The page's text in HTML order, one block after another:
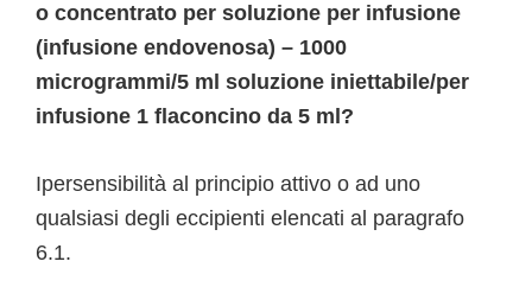
o concentrato per soluzione per infusione
(infusione endovenosa) – 1000
microgrammi/5 ml soluzione iniettabile/per
infusione 1 flaconcino da 5 ml?
Ipersensibilità al principio attivo o ad uno
qualsiasi degli eccipienti elencati al paragrafo
6.1.